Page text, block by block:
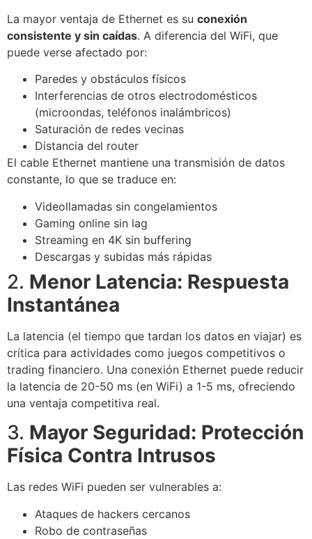
La mayor ventaja de Ethernet es su conexión
consistente y sin caídas. A diferencia del WiFi, que
puede verse afectado por:
Paredes y obstáculos físicos
Interferencias de otros electrodomésticos
(microondas, teléfonos inalámbricos)
Saturación de redes vecinas
Distancia del router
El cable Ethernet mantiene una transmisión de datos
constante, lo que se traduce en:
Videollamadas sin congelamientos
Gaming online sin lag
Streaming en 4K sin buffering
Descargas y subidas más rápidas
2. Menor Latencia: Respuesta
Instantánea
La latencia (el tiempo que tardan los datos en viajar) es
crítica para actividades como juegos competitivos o
trading financiero. Una conexión Ethernet puede reducir
la latencia de 20-50 ms (en WiFi) a 1-5 ms, ofreciendo
una ventaja competitiva real.
3. Mayor Seguridad: Protección
Física Contra Intrusos
Las redes WiFi pueden ser vulnerables a:
Ataques de hackers cercanos
Robo de contraseñas